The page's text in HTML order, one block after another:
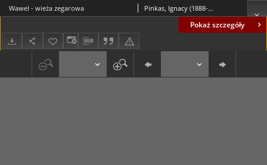
Pokaż szczegóły
Wawel - wieża zegarowa Pinkas, Ignacy (1888-1935)